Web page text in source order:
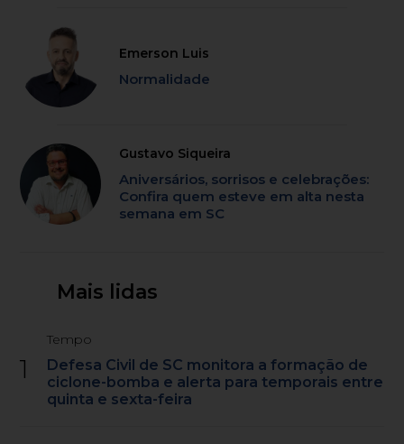
Emerson Luis
Normalidade
Gustavo Siqueira
Aniversários, sorrisos e celebrações:
Confira quem esteve em alta nesta
semana em SC
Mais lidas
1
Tempo
Defesa Civil de SC monitora a formação de
ciclone-bomba e alerta para temporais entre
quinta e sexta-feira